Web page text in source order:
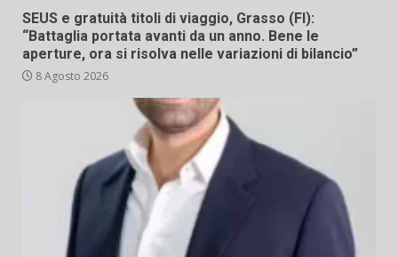
SEUS e gratuità titoli di viaggio, Grasso (FI):
“Battaglia portata avanti da un anno. Bene le
aperture, ora si risolva nelle variazioni di bilancio”
8 Agosto 2026